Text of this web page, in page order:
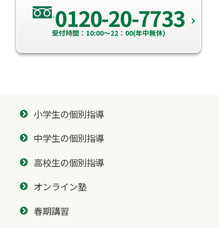
0120-20-7733
受付時間：10:00～22：00(年中無休)
小学生の個別指導
中学生の個別指導
高校生の個別指導
オンライン塾
春期講習